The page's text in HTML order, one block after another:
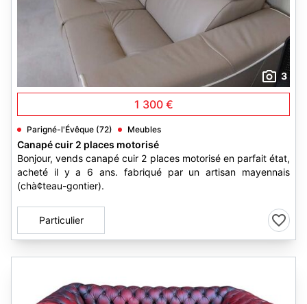
3
1 300 €
Parigné-l'Évêque (72) Meubles
Canapé cuir 2 places motorisé
Bonjour, vends canapé cuir 2 places motorisé en parfait état,
acheté il y a 6 ans. fabriqué par un artisan mayennais
(chà¢teau-gontier).
Particulier